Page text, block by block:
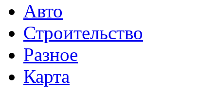
Авто
Строительство
Разное
Карта